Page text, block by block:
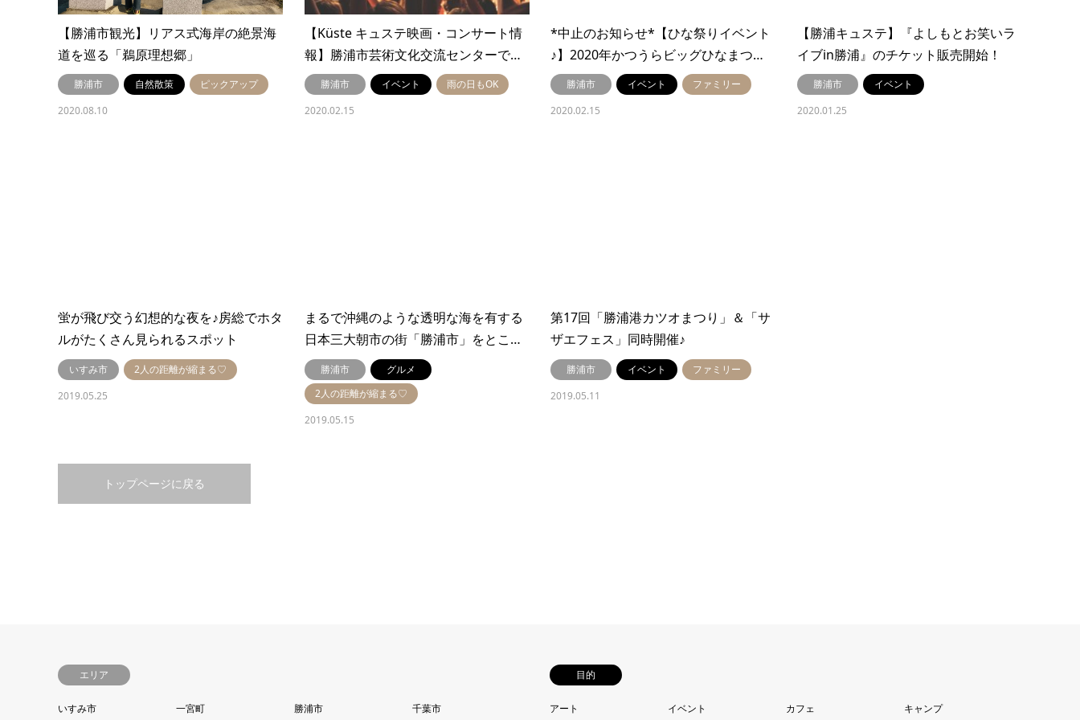
【勝浦市観光】リアス式海岸の絶景海
道を巡る「鵜原理想郷」
勝浦市 自然散策
ピックアップ
2020.08.10
【Küste キュステ映画・コンサート情
報】勝浦市芸術文化交流センターで…
勝浦市 イベント
雨の日もOK
2020.02.15
*中止のお知らせ*【ひな祭りイベント
♪】2020年かつうらビッグひなまつ…
勝浦市 イベント
ファミリー
2020.02.15
【勝浦キュステ】『よしもとお笑いラ
イブin勝浦』のチケット販売開始！
勝浦市
イベント
2020.01.25
蛍が飛び交う幻想的な夜を♪房総でホタ
ルがたくさん見られるスポット
いすみ市
2人の距離が縮まる♡
2019.05.25
まるで沖縄のような透明な海を有する
日本三大朝市の街「勝浦市」をとこ…
勝浦市
グルメ
2人の距離が縮まる♡
2019.05.15
第17回「勝浦港カツオまつり」＆「サ
ザエフェス」同時開催♪
勝浦市 イベント
ファミリー
2019.05.11
トップページに戻る
エリア
いすみ市 一宮町 勝浦市 千葉市
目的
アート イベント カフェ キャンプ